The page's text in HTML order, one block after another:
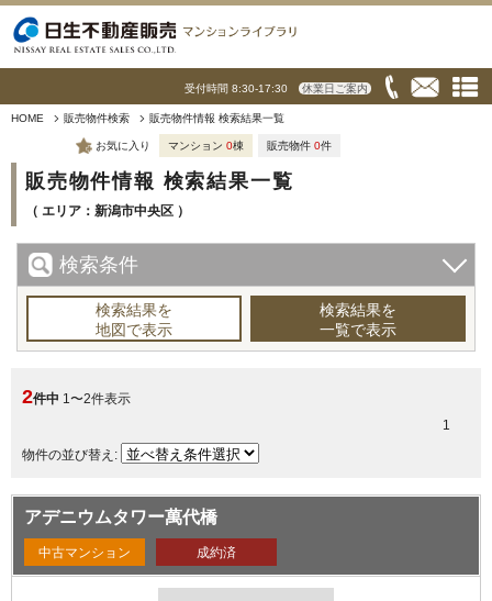
受付時間 8:30-17:30 休業日ご案内
HOME 販売物件検索 販売物件情報 検索結果一覧
お気に入り マンション 0棟 販売物件 0件
販売物件情報 検索結果一覧
（ エリア：新潟市中央区 ）
検索条件
検索結果を
地図で表示
検索結果を
一覧で表示
2件中 1〜2件表示
1
物件の並び替え:
アデニウムタワー萬代橋
中古マンション 成約済